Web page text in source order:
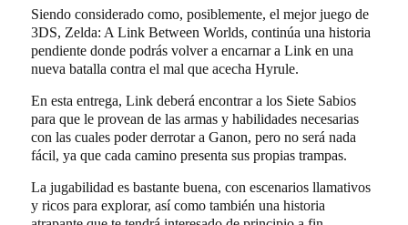
Siendo considerado como, posiblemente, el mejor juego de
3DS, Zelda: A Link Between Worlds, continúa una historia
pendiente donde podrás volver a encarnar a Link en una
nueva batalla contra el mal que acecha Hyrule.
En esta entrega, Link deberá encontrar a los Siete Sabios
para que le provean de las armas y habilidades necesarias
con las cuales poder derrotar a Ganon, pero no será nada
fácil, ya que cada camino presenta sus propias trampas.
La jugabilidad es bastante buena, con escenarios llamativos
y ricos para explorar, así como también una historia